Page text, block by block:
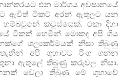
එන මාර්ගය අවසානයේ
ඇවිත් ටිකට් අරන් ඇතුලට යන
හම්බවුනේ කටුස්සෙක්. එකා දිහා
ටිකක් හෙමින් මොකද අපි ගිය
ශල්‍යකර්මයක් නිසා තිබුණු
අපි ගුහාවට රිංග ගන්න
ඇතුලේ තිබුණු කරුවල නිසා.
වෙලා තිබුණු මේ ගුහාවේ